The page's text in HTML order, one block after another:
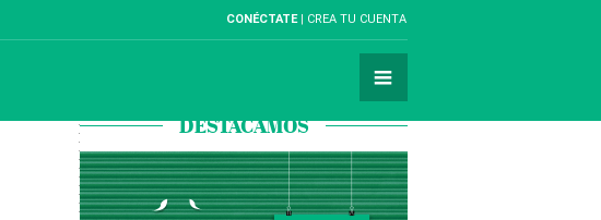
CONÉCTATE CREA TU CUENTA
DESTACAMOS